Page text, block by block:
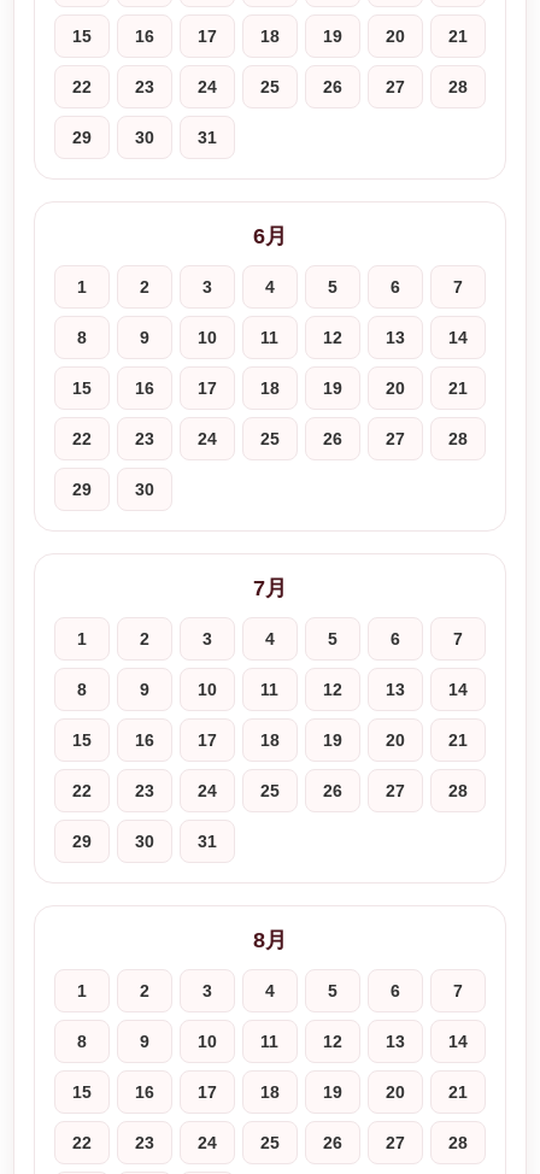
15 16 17 18 19 20 21
22 23 24 25 26 27 28
29 30 31
6月
1 2 3 4 5 6 7
8 9 10 11 12 13 14
15 16 17 18 19 20 21
22 23 24 25 26 27 28
29 30
7月
1 2 3 4 5 6 7
8 9 10 11 12 13 14
15 16 17 18 19 20 21
22 23 24 25 26 27 28
29 30 31
8月
1 2 3 4 5 6 7
8 9 10 11 12 13 14
15 16 17 18 19 20 21
22 23 24 25 26 27 28